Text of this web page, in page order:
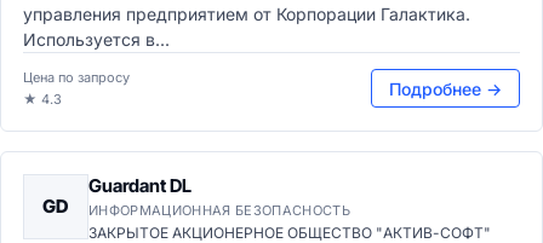
управления предприятием от Корпорации Галактика.
Используется в...
Цена по запросу
★ 4.3
Подробнее →
GD
Guardant DL
ИНФОРМАЦИОННАЯ БЕЗОПАСНОСТЬ
ЗАКРЫТОЕ АКЦИОНЕРНОЕ ОБЩЕСТВО "АКТИВ-СОФТ"